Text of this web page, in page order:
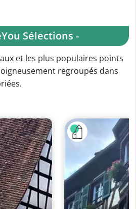
Sélections -
et les plus populaires points
regroupés dans